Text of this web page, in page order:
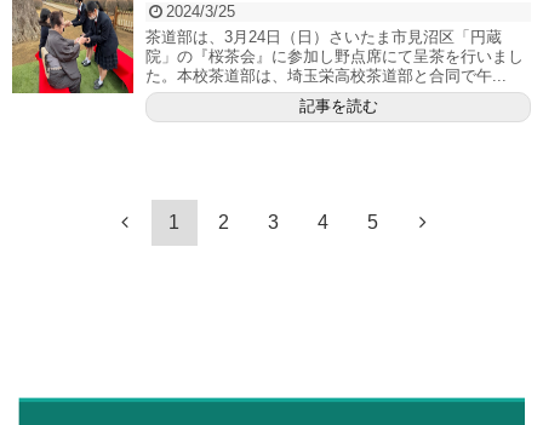
2024/3/25
茶道部は、3月24日（日）さいたま市見沼区「円蔵
院」の『桜茶会』に参加し野点席にて呈茶を行いまし
た。本校茶道部は、埼玉栄高校茶道部と合同で午...
記事を読む
1 2 3 4 5